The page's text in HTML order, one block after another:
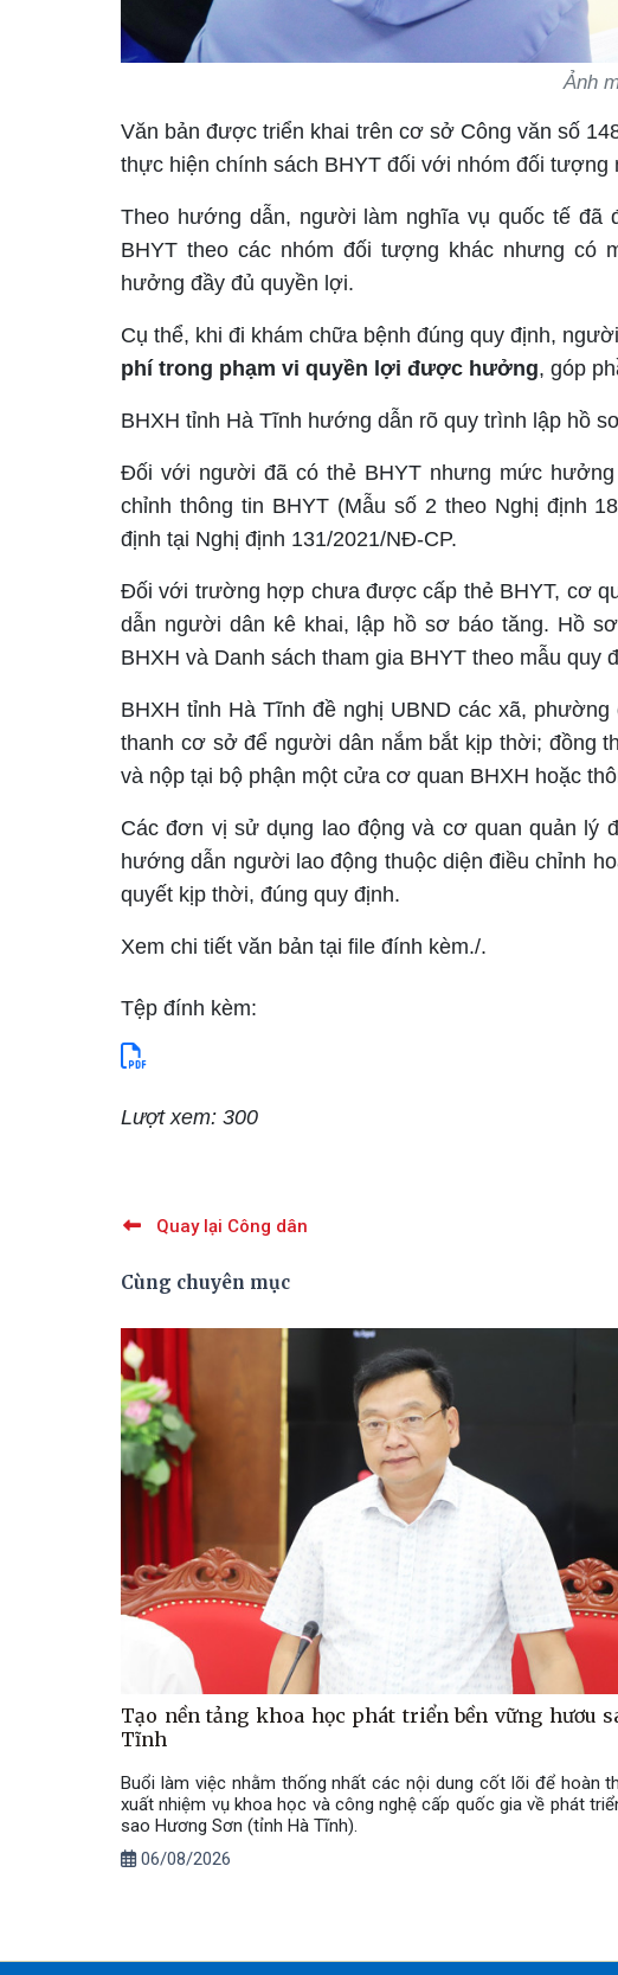
Ảnh
Văn bản được triển khai trên cơ sở Công văn số
thực hiện chính sách BHYT đối với nhóm đối tượng
Theo hướng dẫn, người làm nghĩa vụ quốc tế
BHYT theo các nhóm đối tượng khác nhưng
hưởng đầy đủ quyền lợi.
Cụ thể, khi đi khám chữa bệnh đúng quy định,
phí trong phạm vi quyền lợi được hưởng, góp
BHXH tỉnh Hà Tĩnh hướng dẫn rõ quy trình lập hồ
Đối với người đã có thẻ BHYT nhưng mức
chỉnh thông tin BHYT (Mẫu số 2 theo Nghị định
định tại Nghị định 131/2021/NĐ-CP.
Đối với trường hợp chưa được cấp thẻ BHYT, cơ
dẫn người dân kê khai, lập hồ sơ báo tăng. Hồ
BHXH và Danh sách tham gia BHYT theo mẫu quy
BHXH tỉnh Hà Tĩnh đề nghị UBND các xã,
thanh cơ sở để người dân nắm bắt kịp thời; đồng
và nộp tại bộ phận một cửa cơ quan BHXH hoặc
Các đơn vị sử dụng lao động và cơ quan quản lý
hướng dẫn người lao động thuộc diện điều chỉnh
quyết kịp thời, đúng quy định.
Xem chi tiết văn bản tại file đính kèm./.
Tệp đính kèm:
Lượt xem: 300
Quay lại Công dân
Cùng chuyên mục
Tạo nền tảng khoa học phát triển bền vững hươu
Tĩnh
Buổi làm việc nhằm thống nhất các nội dung cốt lõi để hoàn
xuất nhiệm vụ khoa học và công nghệ cấp quốc gia về phát
sao Hương Sơn (tỉnh Hà Tĩnh).
06/08/2026